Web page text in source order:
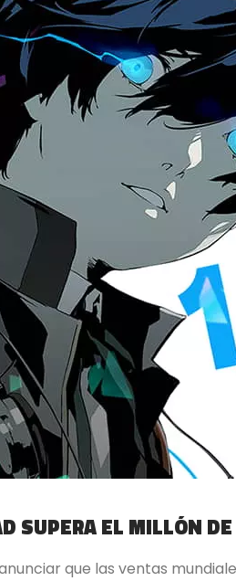
SUPERA EL MILLÓN
que las ventas